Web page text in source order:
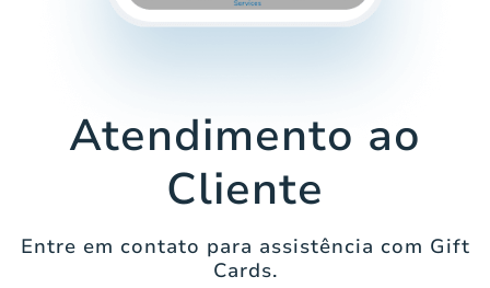
Atendimento ao
Cliente
Entre em contato para assistência com Gift
Cards.